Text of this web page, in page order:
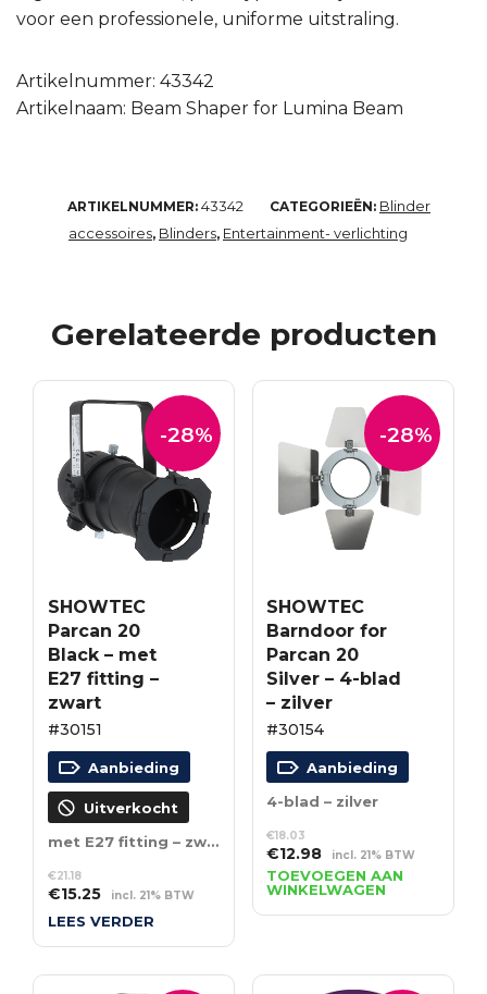
voor een professionele, uniforme uitstraling.
Artikelnummer: 43342
Artikelnaam: Beam Shaper for Lumina Beam
ARTIKELNUMMER: 43342 CATEGORIEËN: Blinder
accessoires, Blinders, Entertainment- verlichting
Gerelateerde producten
-28%
SHOWTEC
Parcan 20
Black – met
E27 fitting –
zwart
#30151
Aanbieding
Uitverkocht
met E27 fitting – zwart
€21.18
Oorspronkelijke
prijs
€15.25Huidige
prijs
incl. 21% BTW
LEES VERDER
-28%
SHOWTEC
Barndoor for
Parcan 20
Silver – 4-blad
– zilver
#30154
Aanbieding
4-blad – zilver
€18.03
Oorspronkelijke
prijs
was:
€18.03.
€12.98Huidige
prijs
is:
€12.98.
incl. 21% BTW
TOEVOEGEN AAN
WINKELWAGEN